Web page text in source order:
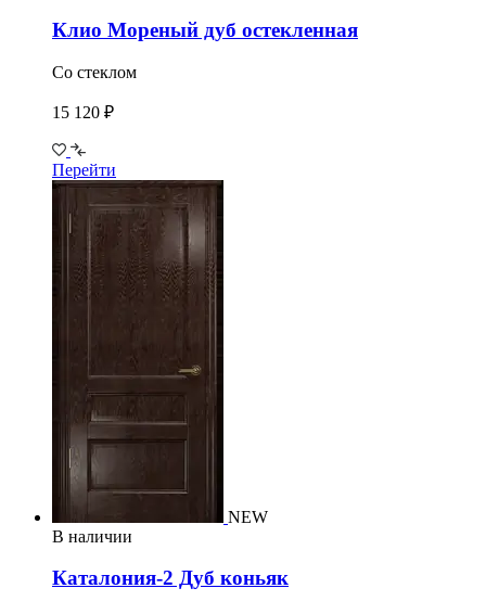
Клио Мореный дуб остекленная
Со стеклом
15 120 ₽
Перейти
NEW
В наличии
Каталония-2 Дуб коньяк